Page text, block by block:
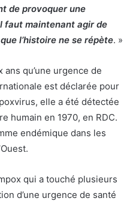
de provoquer une
faut maintenant agir de
l’histoire ne se répète. »
ans qu’une urgence de
est déclarée pour
elle a été détectée
humain en 1970, en RDC.
endémique dans les
qui a touché plusieurs
d’une urgence de santé